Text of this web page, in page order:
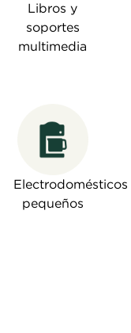
Libros y
soportes
multimedia
Electrodomésticos
pequeños